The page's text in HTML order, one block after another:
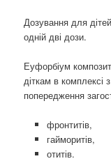
Дозування для
одній дві дози.
Еуфорбіум
діткам в
попередження
фронтитів,
гайморитів,
отитів.